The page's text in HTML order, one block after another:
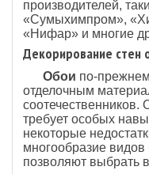
производителей,
«Сумыхимпром»,
«Нифар» и многие
Декорирование стен
Обои по-
отделочным
соотечественников.
требует особых
некоторые
многообразие
позволяют выбрать